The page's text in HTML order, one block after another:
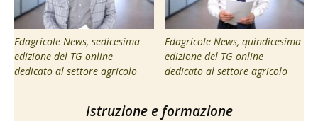
Edagricole News, sedicesima
edizione del TG online
dedicato al settore agricolo
Edagricole News, quindicesima
edizione del TG online
dedicato al settore agricolo
Istruzione e formazione